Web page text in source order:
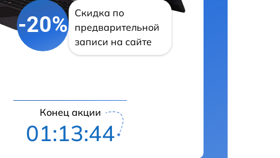
-20%
Скидка по
предварительной
записи на сайте
Конец акции
01:13:42